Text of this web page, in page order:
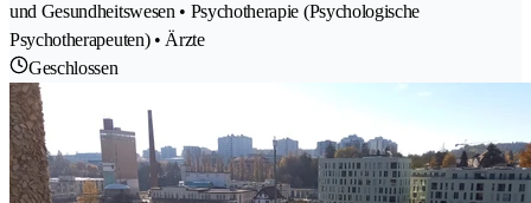
und Gesundheitswesen • Psychotherapie (Psychologische
Psychotherapeuten) • Ärzte
Geschlossen